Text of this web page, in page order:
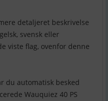
detaljeret beskrivelse
svensk eller
viste flag, ovenfor denne
du automatisk besked
Wauquiez 40 PS